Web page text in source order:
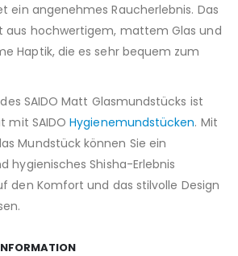
ein angenehmes Raucherlebnis. Das
aus hochwertigem, mattem Glas und
Haptik, die es sehr bequem zum
SAIDO Matt Glasmundstücks ist
mit SAIDOHygienemundstücken. Mit
Mundstück können Sie ein
hygienisches Shisha-Erlebnis
den Komfort und das stilvolle Design